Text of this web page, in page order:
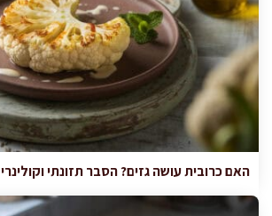
האם כרובית עושה גזים? הסבר תזונתי וקולינרי